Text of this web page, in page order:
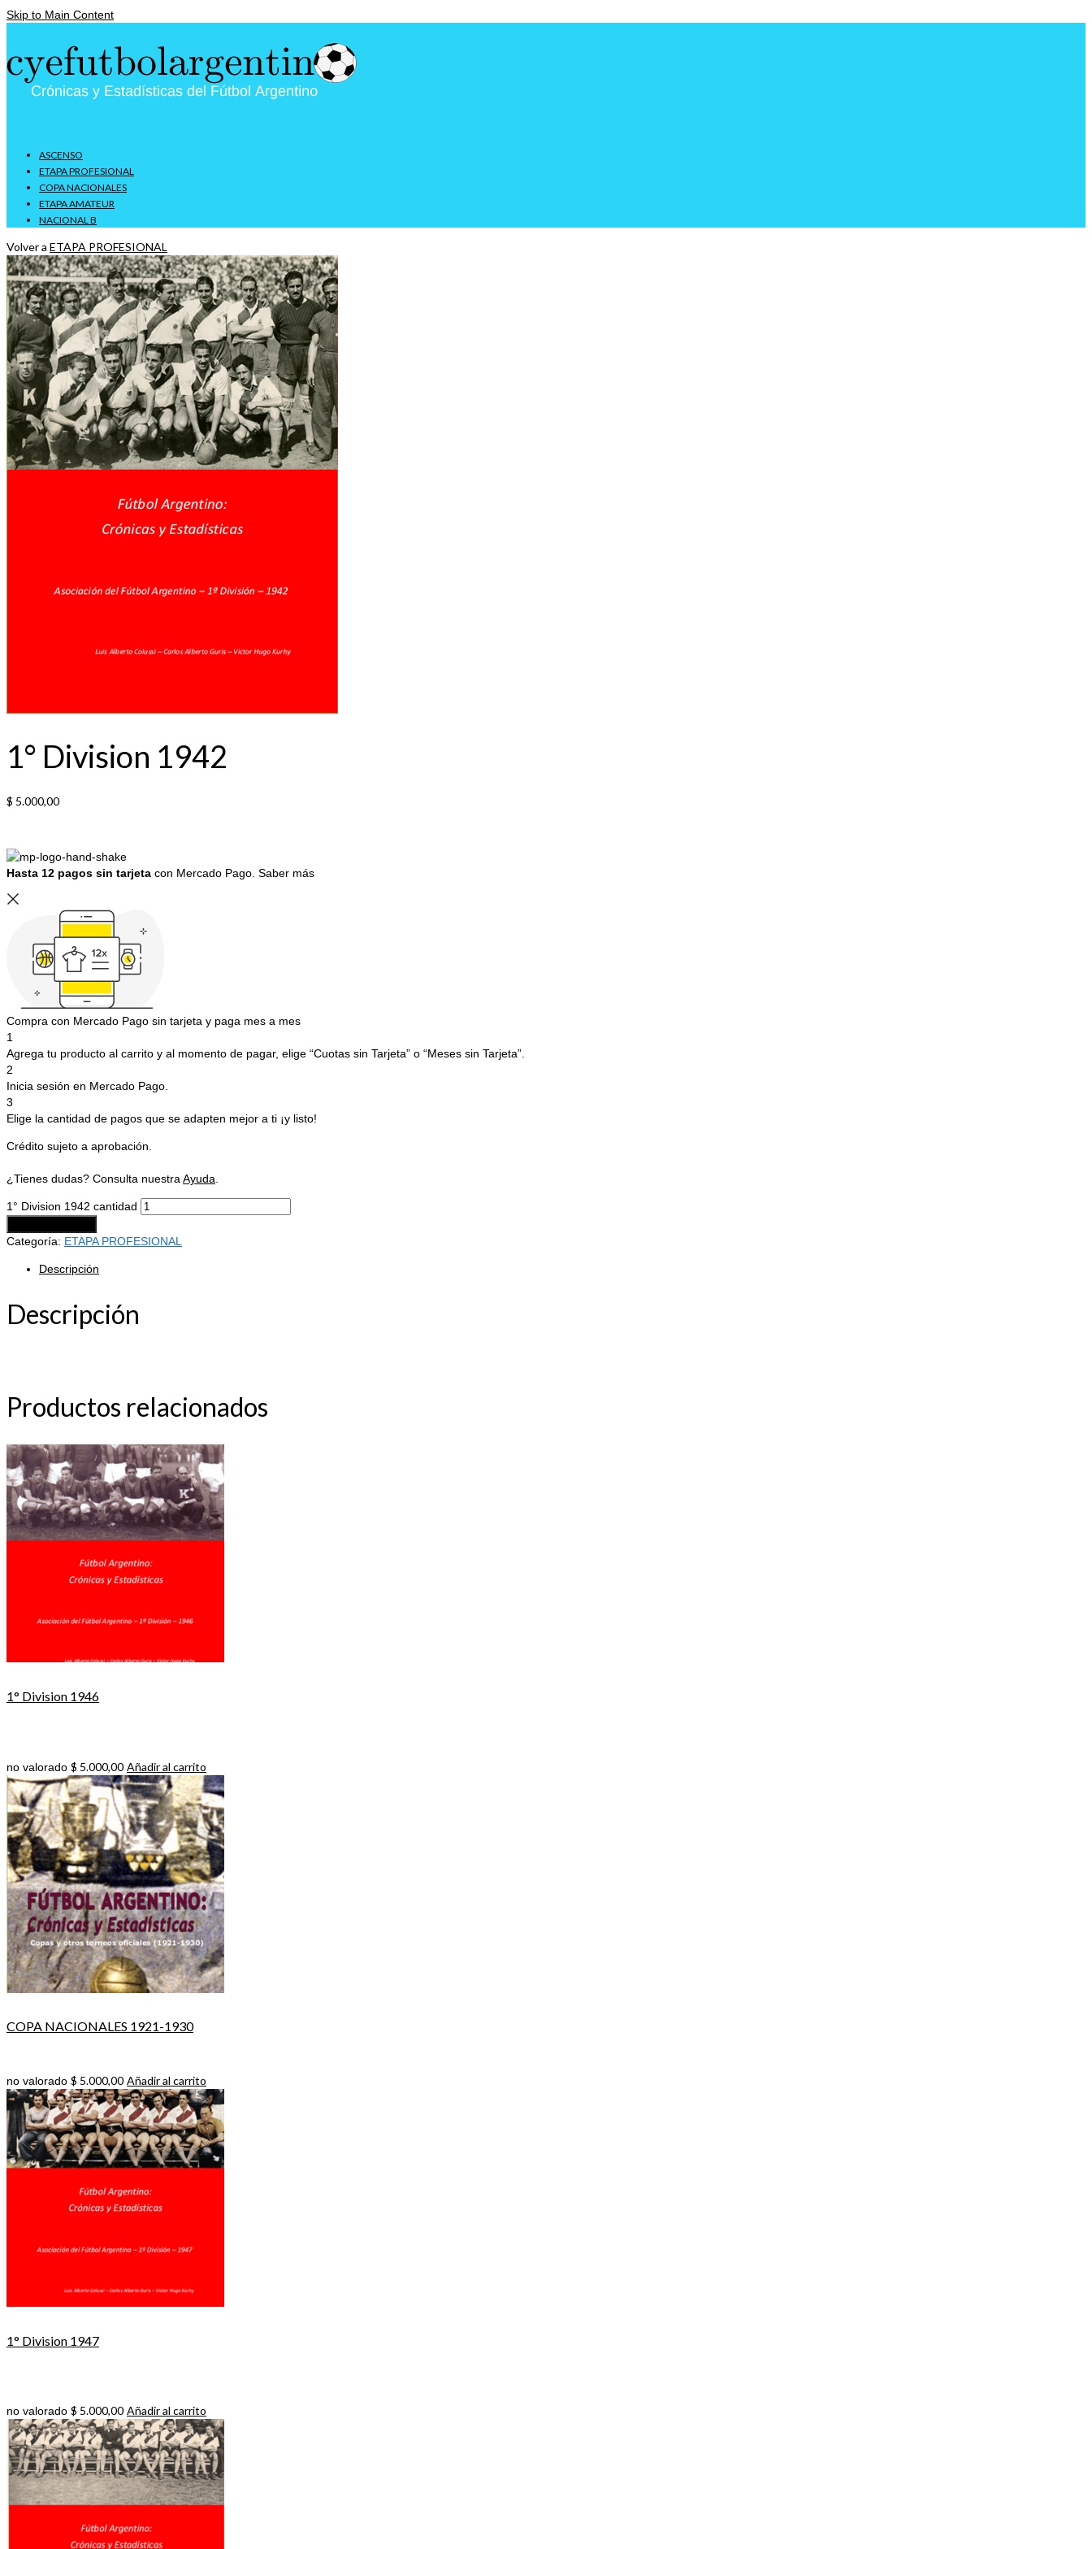
Skip to Main Content
ASCENSO
ETAPA PROFESIONAL
COPA NACIONALES
ETAPA AMATEUR
NACIONAL B
Volver a ETAPA PROFESIONAL
1° Division 1942
$ 5.000,00
Hasta 12 pagos sin tarjeta con Mercado Pago. Saber más
Compra con Mercado Pago sin tarjeta y paga mes a mes
1
Agrega tu producto al carrito y al momento de pagar, elige “Cuotas sin Tarjeta” o “Meses sin Tarjeta”.
2
Inicia sesión en Mercado Pago.
3
Elige la cantidad de pagos que se adapten mejor a ti ¡y listo!
Crédito sujeto a aprobación.
¿Tienes dudas? Consulta nuestra Ayuda
1° Division 1942 cantidad
Categoría: ETAPA PROFESIONAL
Descripción
Descripción
Productos relacionados
1° Division 1946
no valorado $ 5.000,00 Añadir al carrito
COPA NACIONALES 1921-1930
no valorado $ 5.000,00 Añadir al carrito
1° Division 1947
no valorado $ 5.000,00 Añadir al carrito